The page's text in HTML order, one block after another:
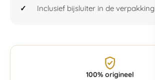
Inclusief bijsluiter in de verpakking
100% origineel